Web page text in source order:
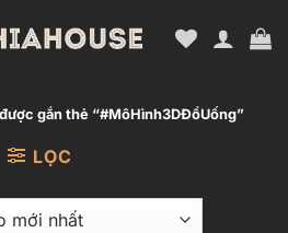
gắn thẻ “#MôHình3DĐồUống”
LỌC